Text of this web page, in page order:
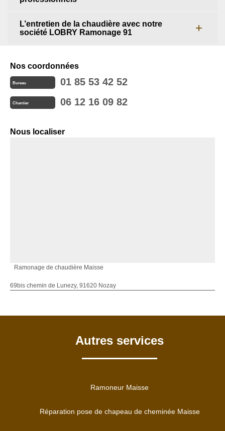
L’entretien de la chaudière avec notre
société LOBRY Ramonage 91
Nos coordonnées
Bureau 01 85 53 42 52
Chantier 06 12 16 09 82
Nous localiser
Ramonage de chaudière Maisse
69bis chemin de Lunezy, 91620 Nozay
Autres services
Ramoneur Maisse
Réparation pose de chapeau de cheminée Maisse